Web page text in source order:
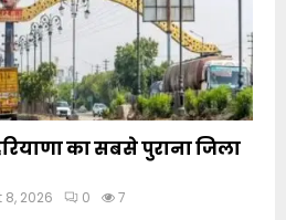
का सबसे पुराना जिला
2026 0 7